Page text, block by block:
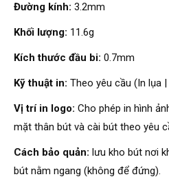
Đường kính: 3.2mm
Khối lượng: 11.6g
Kích thước đầu bi: 0.7mm
Kỹ thuật in: Theo yêu cầu (In lụa
Vị trí in logo: Cho phép in hình
mặt thân bút và cài bút theo yêu
Cách bảo quản: lưu kho bút nơi
bút nằm ngang (không để đứng).